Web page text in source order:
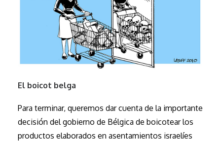
El boicot belga
Para terminar, queremos dar cuenta de la importante
decisión del gobierno de Bélgica de boicotear los
productos elaborados en asentamientos israelíes